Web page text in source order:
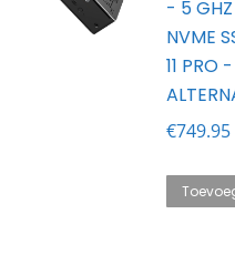
- 5
NVME
11 PRO
€749.95